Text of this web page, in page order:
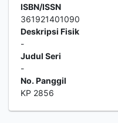
ISBN/ISSN
361921401090
Deskripsi Fisik
-
Judul Seri
-
No. Panggil
KP 2856